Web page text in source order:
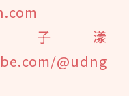
子漾
@udng